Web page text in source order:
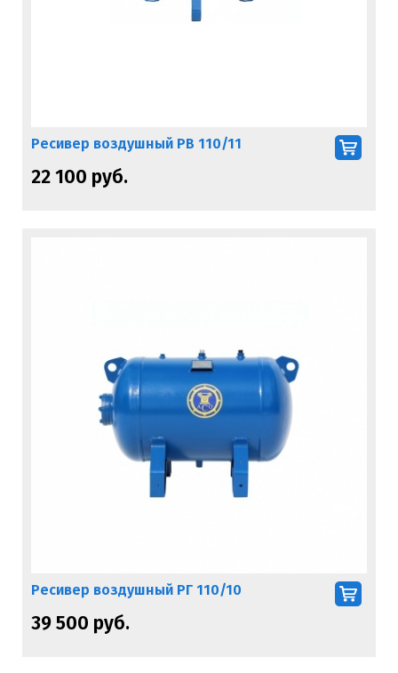
Ресивер воздушный РВ 110/11
22 100 руб.
Ресивер воздушный РГ 110/10
39 500 руб.